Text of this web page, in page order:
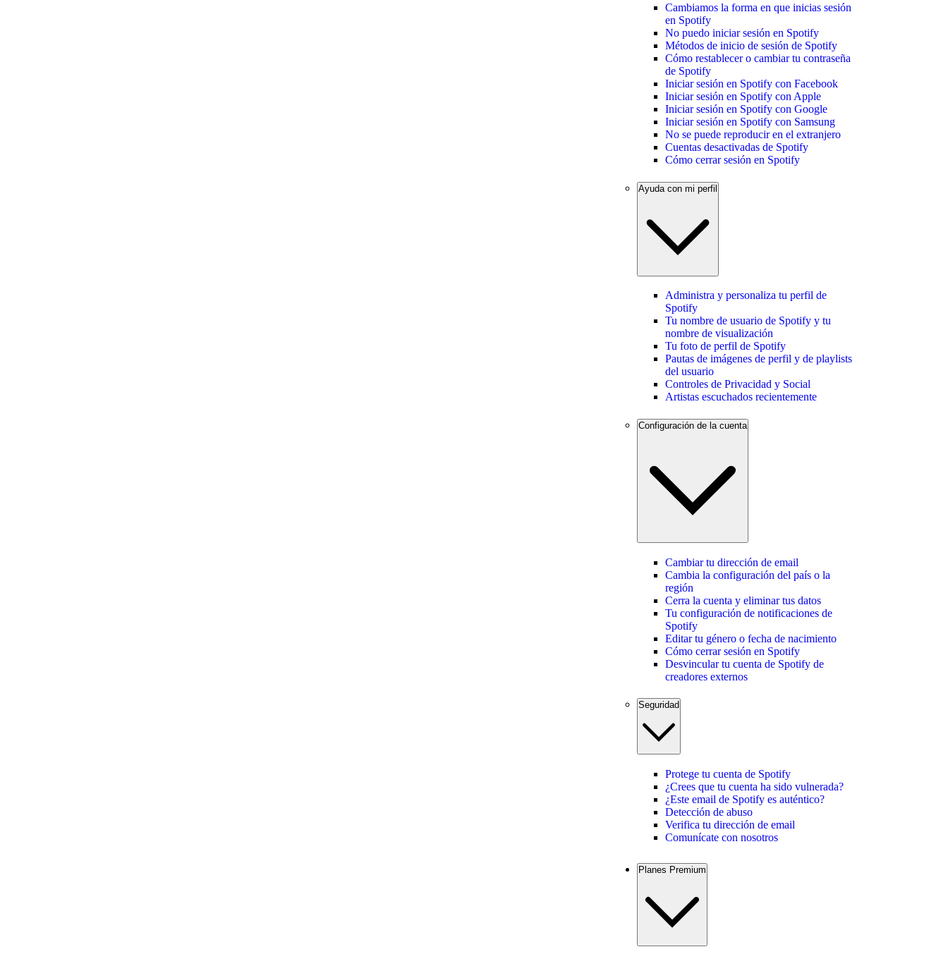
Cambiamos la forma en que inicias sesión
en Spotify
No puedo iniciar sesión en Spotify
Métodos de inicio de sesión de Spotify
Cómo restablecer o cambiar tu contraseña
de Spotify
Iniciar sesión en Spotify con Facebook
Iniciar sesión en Spotify con Apple
Iniciar sesión en Spotify con Google
Iniciar sesión en Spotify con Samsung
No se puede reproducir en el extranjero
Cuentas desactivadas de Spotify
Cómo cerrar sesión en Spotify
Ayuda con mi perfil
Administra y personaliza tu perfil de
Spotify
Tu nombre de usuario de Spotify y tu
nombre de visualización
Tu foto de perfil de Spotify
Pautas de imágenes de perfil y de playlists
del usuario
Controles de Privacidad y Social
Artistas escuchados recientemente
Configuración de la cuenta
Cambiar tu dirección de email
Cambia la configuración del país o la
región
Cerra la cuenta y eliminar tus datos
Tu configuración de notificaciones de
Spotify
Editar tu género o fecha de nacimiento
Cómo cerrar sesión en Spotify
Desvincular tu cuenta de Spotify de
creadores externos
Seguridad
Protege tu cuenta de Spotify
¿Crees que tu cuenta ha sido vulnerada?
¿Este email de Spotify es auténtico?
Detección de abuso
Verifica tu dirección de email
Comunícate con nosotros
Planes Premium